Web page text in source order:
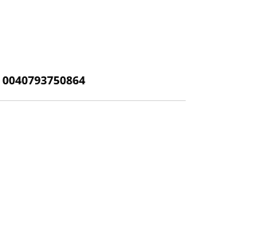
0040793750864